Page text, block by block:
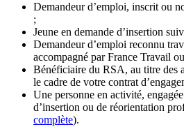
Demandeur d’emploi, inscrit ou
;
Jeune en demande d’insertion
Demandeur d’emploi reconnu
accompagné par France Travail
Bénéficiaire du RSA, au titre des
le cadre de votre contrat
Une personne en activité,
d’insertion ou de réorientation
complète).